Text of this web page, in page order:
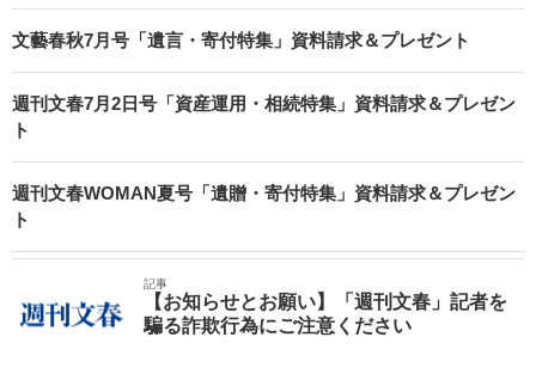
文藝春秋7月号「遺言・寄付特集」資料請求＆プレゼント
週刊文春7月2日号「資産運用・相続特集」資料請求＆プレゼン
ト
週刊文春WOMAN夏号「遺贈・寄付特集」資料請求＆プレゼン
ト
記事
【お知らせとお願い】「週刊文春」記者を
騙る詐欺行為にご注意ください